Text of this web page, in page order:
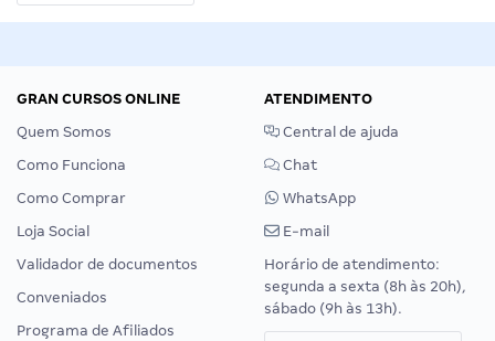
GRAN CURSOS ONLINE
Quem Somos
Como Funciona
Como Comprar
Loja Social
Validador de documentos
Conveniados
Programa de Afiliados
ATENDIMENTO
Central de ajuda
Chat
WhatsApp
E-mail
Horário de atendimento:
segunda a sexta (8h às 20h),
sábado (9h às 13h).